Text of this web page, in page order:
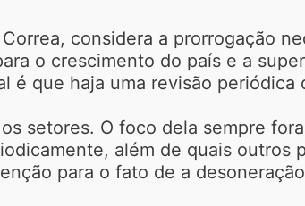
considera a prorrogação
o crescimento do país e a
é que haja uma revisão
setores. O foco dela sempre
além de quais outros
para o fato de a